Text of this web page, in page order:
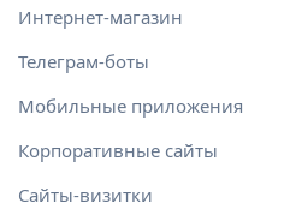
Интернет-магазин
Телеграм-боты
Мобильные приложения
Корпоративные сайты
Сайты-визитки